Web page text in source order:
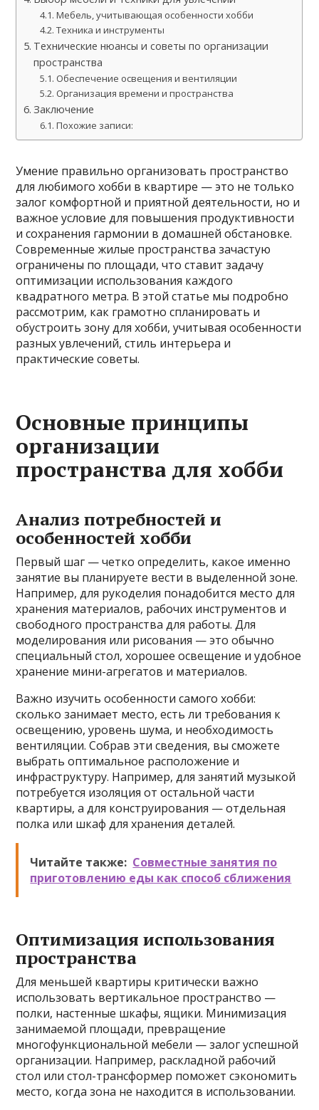
Мебель, учитывающая особенности хобби
Техника и инструменты
Технические нюансы и советы по организации
пространства
Обеспечение освещения и вентиляции
Организация времени и пространства
Заключение
Похожие записи:
Умение правильно организовать пространство
для любимого хобби в квартире — это не только
залог комфортной и приятной деятельности, но и
важное условие для повышения продуктивности
и сохранения гармонии в домашней обстановке.
Современные жилые пространства зачастую
ограничены по площади, что ставит задачу
оптимизации использования каждого
квадратного метра. В этой статье мы подробно
рассмотрим, как грамотно спланировать и
обустроить зону для хобби, учитывая особенности
разных увлечений, стиль интерьера и
практические советы.
Основные принципы
организации
пространства для хобби
Анализ потребностей и
особенностей хобби
Первый шаг — четко определить, какое именно
занятие вы планируете вести в выделенной зоне.
Например, для рукоделия понадобится место для
хранения материалов, рабочих инструментов и
свободного пространства для работы. Для
моделирования или рисования — это обычно
специальный стол, хорошее освещение и удобное
хранение мини-агрегатов и материалов.
Важно изучить особенности самого хобби:
сколько занимает место, есть ли требования к
освещению, уровень шума, и необходимость
вентиляции. Собрав эти сведения, вы сможете
выбрать оптимальное расположение и
инфраструктуру. Например, для занятий музыкой
потребуется изоляция от остальной части
квартиры, а для конструирования — отдельная
полка или шкаф для хранения деталей.
Читайте также: Совместные занятия по
приготовлению еды как способ сближения
Оптимизация использования
пространства
Для меньшей квартиры критически важно
использовать вертикальное пространство —
полки, настенные шкафы, ящики. Минимизация
занимаемой площади, превращение
многофункциональной мебели — залог успешной
организации. Например, раскладной рабочий
стол или стол-трансформер поможет сэкономить
место, когда зона не находится в использовании.